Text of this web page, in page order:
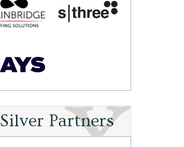
Silver Partners